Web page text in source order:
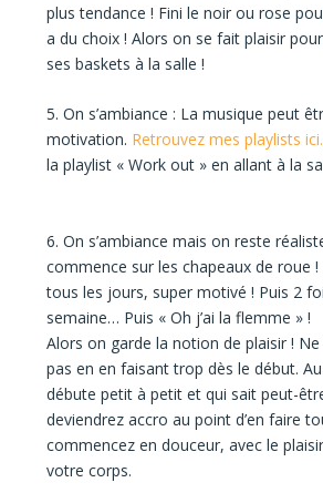
plus tendance ! Fini le noir ou rose
a du choix ! Alors on se fait plaisir
ses baskets à la salle !
5. On s’ambiance : La musique peut
motivation. Retrouvez mes playlists ici.
la playlist « Work out » en allant à la
6. On s’ambiance mais on reste
commence sur les chapeaux de roue
tous les jours, super motivé ! Puis 2
semaine… Puis « Oh j’ai la flemme » !
Alors on garde la notion de plaisir !
pas en en faisant trop dès le début.
débute petit à petit et qui sait peut-
deviendrez accro au point d’en faire
commencez en douceur, avec le
votre corps.